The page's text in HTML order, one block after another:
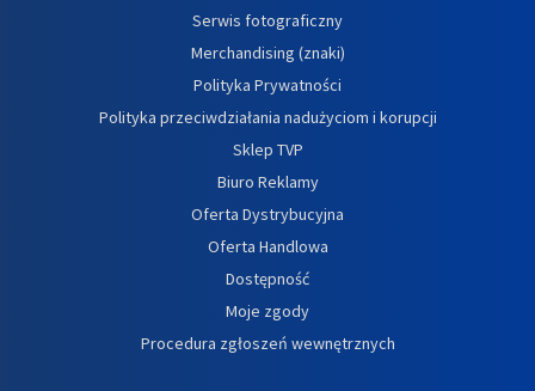
Serwis fotograficzny
Merchandising (znaki)
Polityka Prywatności
Polityka przeciwdziałania nadużyciom i korupcji
Sklep TVP
Biuro Reklamy
Oferta Dystrybucyjna
Oferta Handlowa
Dostępność
Moje zgody
Procedura zgłoszeń wewnętrznych